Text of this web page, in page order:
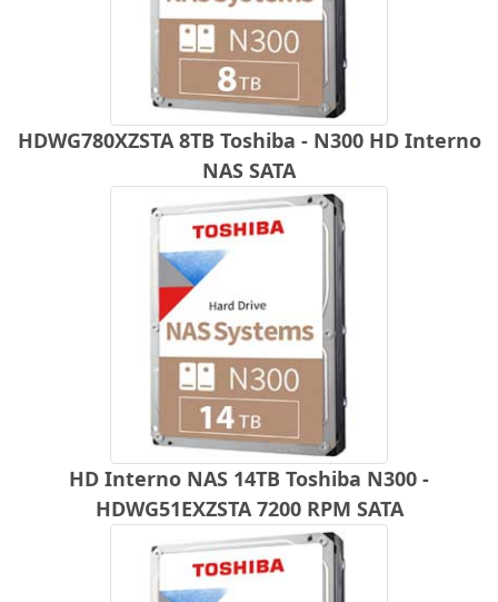
HDWG780XZSTA 8TB Toshiba - N300 HD Interno
NAS SATA
HD Interno NAS 14TB Toshiba N300 -
HDWG51EXZSTA 7200 RPM SATA